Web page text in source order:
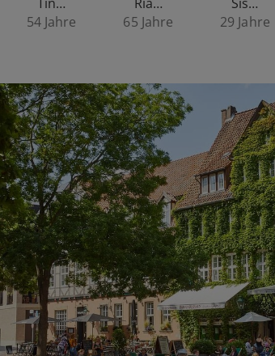
54 Jahre
65 Jahre
29 Jahre